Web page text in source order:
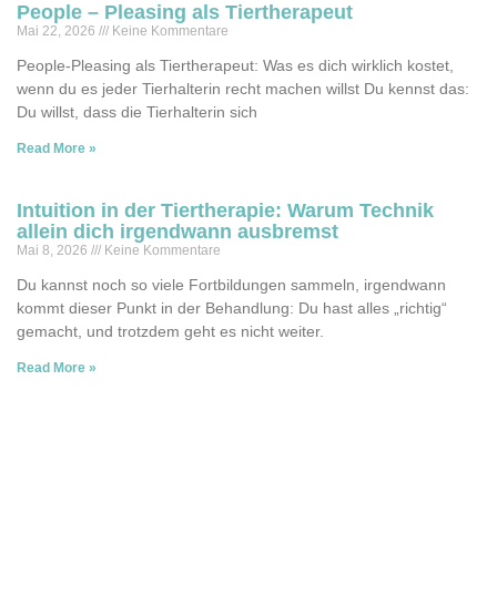
People – Pleasing als Tiertherapeut
Mai 22, 2026 Keine Kommentare
People-Pleasing als Tiertherapeut: Was es dich wirklich kostet,
wenn du es jeder Tierhalterin recht machen willst Du kennst das:
Du willst, dass die Tierhalterin sich
Read More »
Intuition in der Tiertherapie: Warum Technik
allein dich irgendwann ausbremst
Mai 8, 2026 Keine Kommentare
Du kannst noch so viele Fortbildungen sammeln, irgendwann
kommt dieser Punkt in der Behandlung: Du hast alles „richtig“
gemacht, und trotzdem geht es nicht weiter.
Read More »